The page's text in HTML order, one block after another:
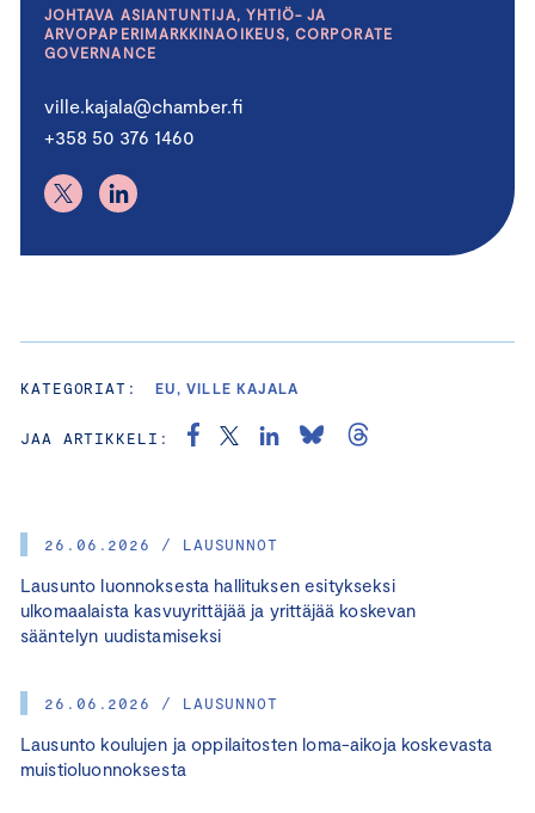
26.06.2026 / LAUSUNNOT
Lausunto luonnoksesta hallituksen esitykseksi
ulkomaalaista kasvuyrittäjää ja yrittäjää koskevan
sääntelyn uudistamiseksi
26.06.2026 / LAUSUNNOT
Lausunto koulujen ja oppilaitosten loma-aikoja koskevasta
muistioluonnoksesta
JOHTAVA ASIANTUNTIJA, YHTIÖ- JA
ARVOPAPERIMARKKINAOIKEUS, CORPORATE
GOVERNANCE
ville.kajala@chamber.fi
+358 50 376 1460
KATEGORIAT: EU, VILLE KAJALA
JAA ARTIKKELI: